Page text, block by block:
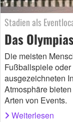
Stadien als
Das
Die meisten
Fußballspiele
ausgezeichneten
Atmosphäre
Arten von Events.
Weiterlesen